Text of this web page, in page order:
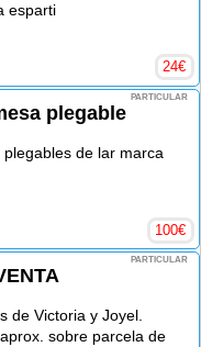
esparti
24€
PARTICULAR
plegable
de lar marca
100€
PARTICULAR
de Victoria y Joyel.
sobre parcela de